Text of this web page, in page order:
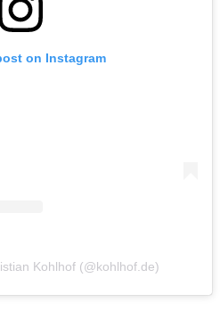
on Instagram
Kohlhof (@kohlhof.de)